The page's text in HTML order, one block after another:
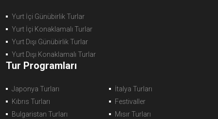
Yurt İçi Günübirlik Turlar
Yurt İçi Konaklamalı Turlar
Yurt Dışı Günübirlik Turlar
Yurt Dışı Konaklamalı Turlar
Tur Programları
Japonya Turları
İtalya Turları
Kıbrıs Turları
Festivaller
Bulgaristan Turları
Mısır Turları